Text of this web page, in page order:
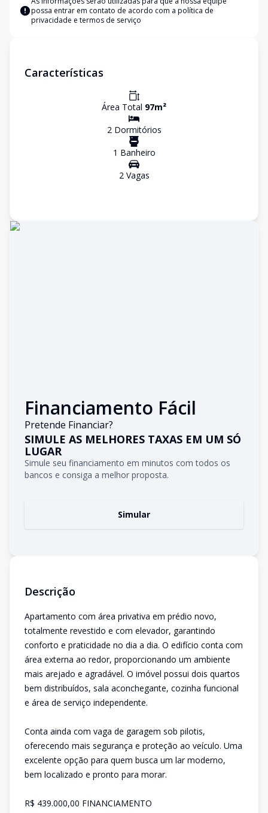
possa entrar em contato de acordo com a política de
privacidade e termos de serviço
Características
Área Total 97m²
2Dormitórios
1 Banheiro
2Vagas
Financiamento Fácil
Pretende Financiar?
SIMULE AS MELHORES TAXAS EM UM SÓ
LUGAR
Simule seu financiamento em minutos com todos os
bancos e consiga a melhor proposta.
Simular
Descrição
Apartamento com área privativa em prédio novo,
totalmente revestido e com elevador, garantindo
conforto e praticidade no dia a dia. O edifício conta com
área externa ao redor, proporcionando um ambiente
mais arejado e agradável. O imóvel possui dois quartos
bem distribuídos, sala aconchegante, cozinha funcional
e área de serviço independente.
Conta ainda com vaga de garagem sob pilotis,
oferecendo mais segurança e proteção ao veículo. Uma
excelente opção para quem busca um lar moderno,
bem localizado e pronto para morar.
R$ 439.000,00 FINANCIAMENTO